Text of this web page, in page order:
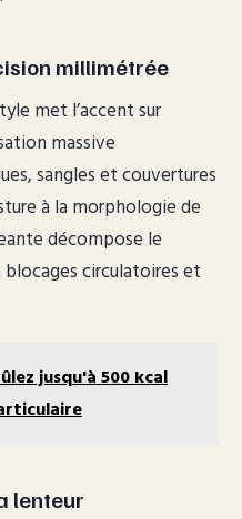
millimétrée
met l’accent sur
massive
sangles et couvertures
à la morphologie de
décompose le
circulatoires et
jusqu'à 500 kcal
lenteur